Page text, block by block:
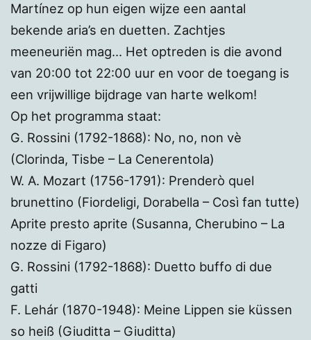
Martínez op hun eigen wijze een aantal
bekende aria’s en duetten. Zachtjes
meeneuriën mag… Het optreden is die avond
van 20:00 tot 22:00 uur en voor de toegang is
een vrijwillige bijdrage van harte welkom!
Op het programma staat:
G. Rossini (1792-1868): No, no, non vè
(Clorinda, Tisbe – La Cenerentola)
W. A. Mozart (1756-1791): Prenderò quel
brunettino (Fiordeligi, Dorabella – Così fan tutte)
Aprite presto aprite (Susanna, Cherubino – La
nozze di Figaro)
G. Rossini (1792-1868): Duetto buffo di due
gatti
F. Lehár (1870-1948): Meine Lippen sie küssen
so heiß (Giuditta – Giuditta)